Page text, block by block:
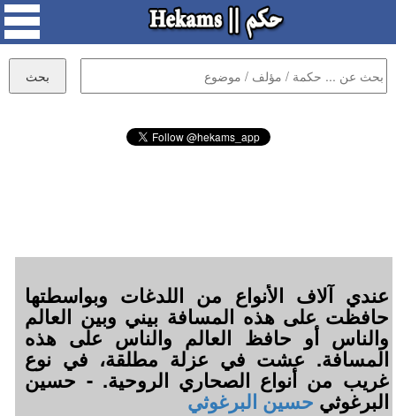
عندي آلاف الأنواع من اللدغات وبواسطتها
حافظت على هذه المسافة بيني وبين العالم
والناس أو حافظ العالم والناس على هذه
المسافة. عشت في عزلة مطلقة، في نوع
غريب من أنواع الصحاري الروحية. - حسين
البرغوثيحسين البرغوثي